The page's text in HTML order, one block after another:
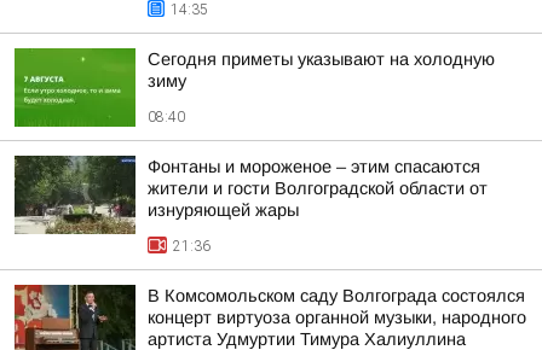
14:35
Сегодня приметы указывают на холодную
зиму
08:40
Фонтаны и мороженое – этим спасаются
жители и гости Волгоградской области от
изнуряющей жары
21:36
В Комсомольском саду Волгограда состоялся
концерт виртуоза органной музыки, народного
артиста Удмуртии Тимура Халиуллина